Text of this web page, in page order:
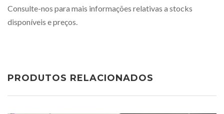
Consulte-nos para mais informações relativas a stocks
disponíveis e preços.
PRODUTOS RELACIONADOS